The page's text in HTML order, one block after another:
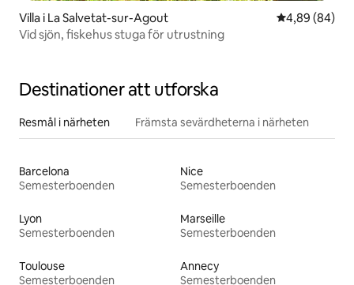
Villa i La Salvetat-sur-Agout 4,89 av 5 i
4,89 (84)
Vid sjön, fiskehus stuga för utrustning
Destinationer att utforska
Resmål i närheten Främsta sevärdheterna i närheten
Barcelona
Semesterboenden
Nice
Semesterboenden
Lyon
Semesterboenden
Marseille
Semesterboenden
Toulouse
Semesterboenden
Annecy
Semesterboenden